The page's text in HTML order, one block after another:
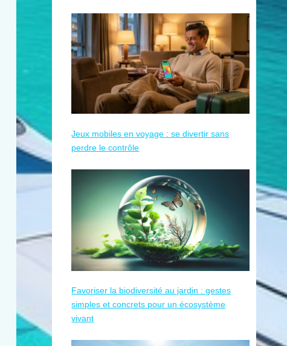
Jeux mobiles en voyage : se divertir sans
perdre le contrôle
Favoriser la biodiversité au jardin : gestes
simples et concrets pour un écosystème
vivant